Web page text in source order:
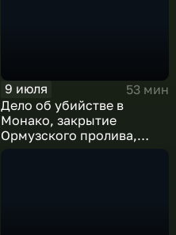
9 июля
53 мин
Дело об убийстве в
Монако, закрытие
Ормузского пролива,